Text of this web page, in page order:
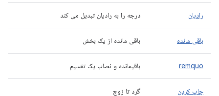
رادیان درجه را به رادیان تبدیل می کند
باقی مانده باقی مانده از یک بخش
remquo باقیمانده و نصاب یک تقسیم
چاپ کردن گرد تا زوج